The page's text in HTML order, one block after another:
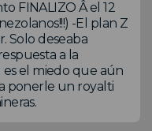
FINALIZO Â el 12
-El plan Z
Solo deseaba
a la
es el miedo que aún
ponerle un royalti